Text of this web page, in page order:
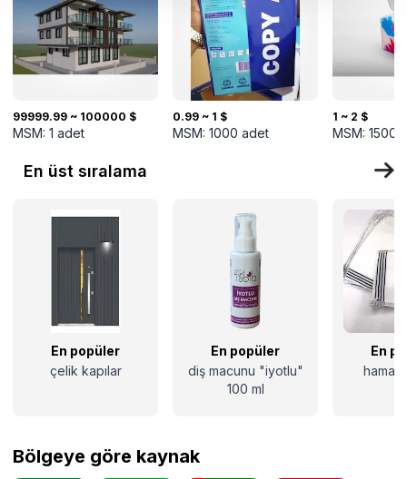
99999.99 ~ 100000 $
MSM: 1 adet
0.99 ~ 1 $
MSM: 1000 adet
1 ~ 2 $
MSM: 1500
En üst sıralama
En popüler
çelik kapılar
En popüler
diş macunu "iyotlu"
100 ml
En
Bölgeye göre kaynak